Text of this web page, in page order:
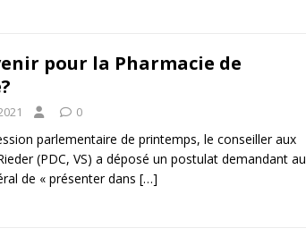
pour la Pharmacie de
0
parlementaire de printemps, le conseiller aux
(PDC, VS) a déposé un postulat demandant au
de « présenter dans […]